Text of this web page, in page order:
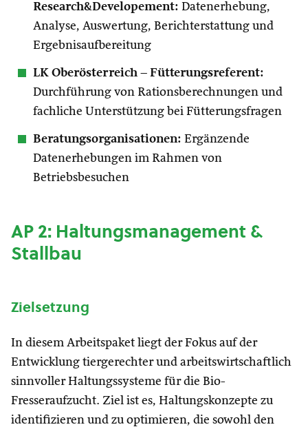
Research&Developement: Datenerhebung,
Analyse, Auswertung, Berichterstattung und
Ergebnisaufbereitung
LK Oberösterreich – Fütterungsreferent:
Durchführung von Rationsberechnungen und
fachliche Unterstützung bei Fütterungsfragen
Beratungsorganisationen: Ergänzende
Datenerhebungen im Rahmen von
Betriebsbesuchen
AP 2: Haltungsmanagement &
Stallbau
Zielsetzung
In diesem Arbeitspaket liegt der Fokus auf der
Entwicklung tiergerechter und arbeitswirtschaftlich
sinnvoller Haltungssysteme für die Bio-
Fresseraufzucht. Ziel ist es, Haltungskonzepte zu
identifizieren und zu optimieren, die sowohl den